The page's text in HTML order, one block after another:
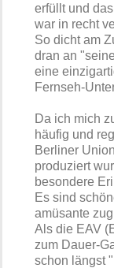
erfüllt und
war in recht
So dicht am
dran an
eine
Fernseh-
Da ich mich
häufig und
Berliner
produziert
besondere
Es sind
amüsante
Als die EAV
zum Dauer-
schon längst